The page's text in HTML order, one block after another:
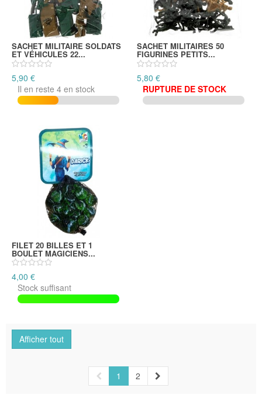
SACHET MILITAIRE SOLDATS
ET VÉHICULES 22...
5,90 €
Il en reste 4 en stock
SACHET MILITAIRES 50
FIGURINES PETITS...
5,80 €
RUPTURE DE STOCK
FILET 20 BILLES ET 1
BOULET MAGICIENS...
4,00 €
Stock suffisant
Afficher tout
1 2